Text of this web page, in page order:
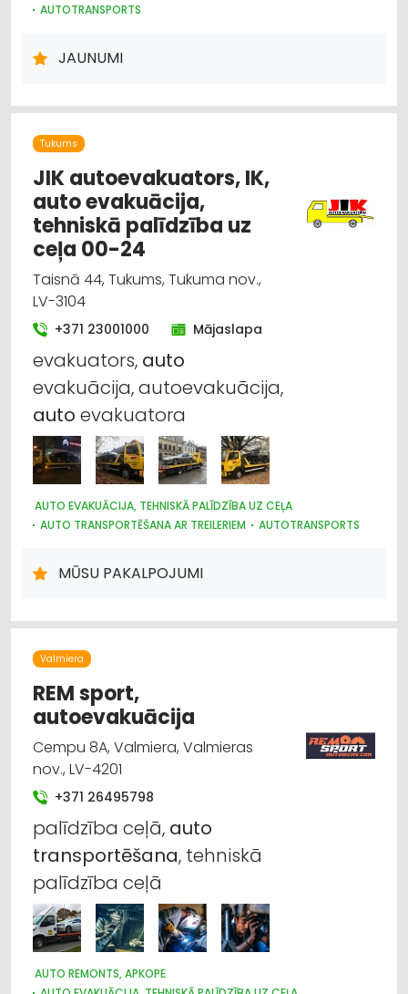
AUTOTRANSPORTS
AUTO PIEKABES UN TREILERI, KEMPERI
KRAVU PĀRVADĀJUMI: AUTO
JAUNUMI
Tukums
JIK autoevakuators, IK,
auto evakuācija,
tehniskā palīdzība uz
ceļa 00-24
Taisnā 44, Tukums, Tukuma nov.,
LV-3104
+371 23001000 Mājaslapa
evakuators, auto
evakuācija, autoevakuācija,
auto evakuatora
AUTO EVAKUĀCIJA, TEHNISKĀ PALĪDZĪBA UZ CEĻA
AUTO TRANSPORTĒŠANA AR TREILERIEM
AUTOTRANSPORTS
MŪSU PAKALPOJUMI
Valmiera
REM sport,
autoevakuācija
Cempu 8A, Valmiera, Valmieras
nov., LV-4201
+371 26495798
palīdzība ceļā, auto
transportēšana, tehniskā
palīdzība ceļā
AUTO REMONTS, APKOPE